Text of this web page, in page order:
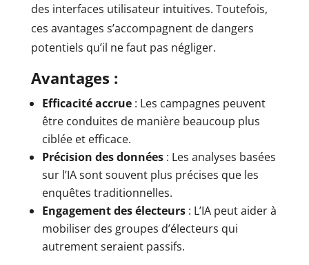
des interfaces utilisateur intuitives. Toutefois,
ces avantages s’accompagnent de dangers
potentiels qu’il ne faut pas négliger.
Avantages :
Efficacité accrue: Les campagnes peuvent
être conduites de manière beaucoup plus
ciblée et efficace.
Précision des données: Les analyses basées
sur l’IA sont souvent plus précises que les
enquêtes traditionnelles.
Engagement des électeurs: L’IA peut aider à
mobiliser des groupes d’électeurs qui
autrement seraient passifs.